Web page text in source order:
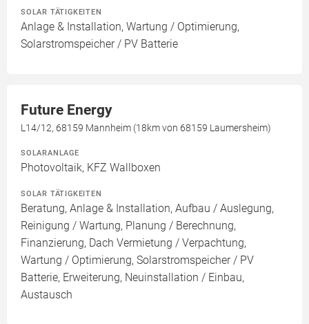
SOLAR TÄTIGKEITEN
Anlage & Installation, Wartung / Optimierung,
Solarstromspeicher / PV Batterie
Future Energy
L14/12, 68159 Mannheim (18km von 68159 Laumersheim)
SOLARANLAGE
Photovoltaik, KFZ Wallboxen
SOLAR TÄTIGKEITEN
Beratung, Anlage & Installation, Aufbau / Auslegung,
Reinigung / Wartung, Planung / Berechnung,
Finanzierung, Dach Vermietung / Verpachtung,
Wartung / Optimierung, Solarstromspeicher / PV
Batterie, Erweiterung, Neuinstallation / Einbau,
Austausch